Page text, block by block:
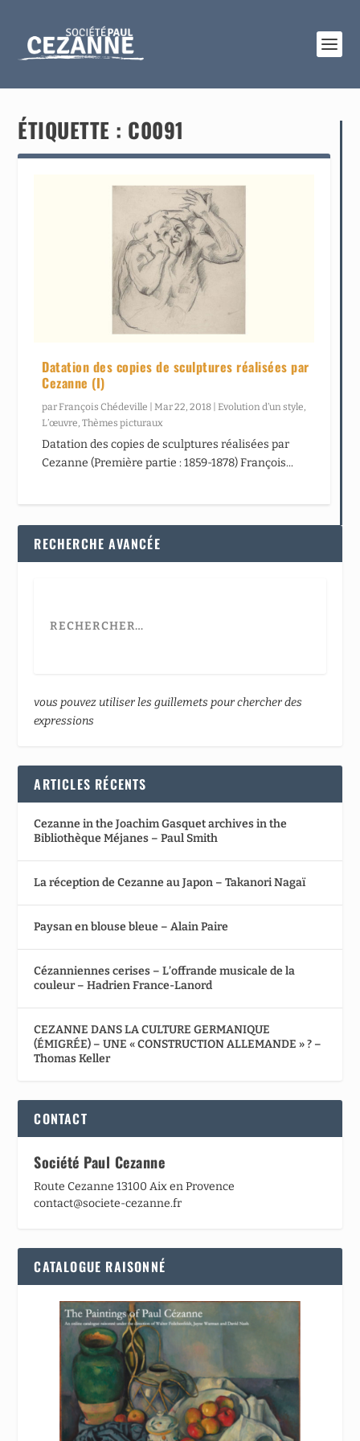
ÉTIQUETTE : C0091
Datation des copies de sculptures réalisées par
Cezanne (I)
par François Chédeville Mar 22, 2018 Evolution d’un style
L’œuvre ,Thèmes picturaux
Datation des copies de sculptures réalisées par
Cezanne (Première partie : 1859-1878) François...
RECHERCHE AVANCÉE
vous pouvez utiliser les guillemets pour chercher des
expressions
ARTICLES RÉCENTS
Cezanne in the Joachim Gasquet archives in the
Bibliothèque Méjanes – Paul Smith
La réception de Cezanne au Japon – Takanori Nagaï
Paysan en blouse bleue – Alain Paire
Cézanniennes cerises – L’offrande musicale de la
couleur – Hadrien France-Lanord
CEZANNE DANS LA CULTURE GERMANIQUE
(ÉMIGRÉE) – UNE « CONSTRUCTION ALLEMANDE » ? –
Thomas Keller
CONTACT
Société Paul Cezanne
Route Cezanne 13100 Aix en Provence
contact@societe-cezanne.fr
CATALOGUE RAISONNÉ